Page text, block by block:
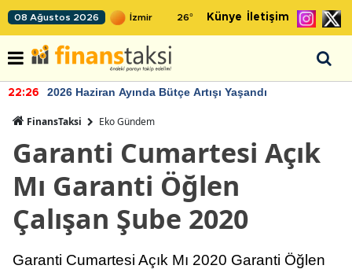
08 Ağustos 2026 26° Künye İletişim
22:26 2026 Haziran Ayında Bütçe Artışı Yaşandı
FinansTaksi Eko Gündem
Garanti Cumartesi Açık
Mı Garanti Öğlen
Çalışan Şube 2020
Garanti Cumartesi Açık Mı 2020 Garanti Öğlen